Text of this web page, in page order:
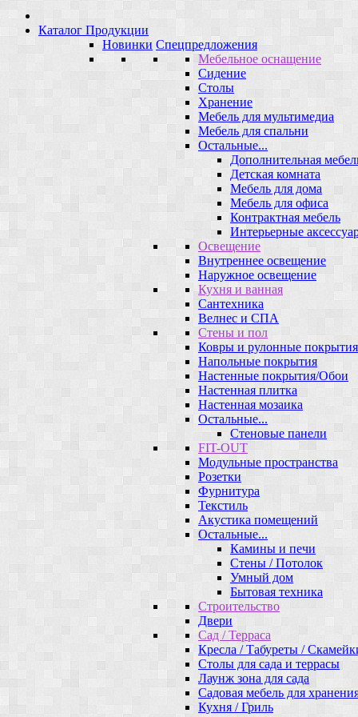
Каталог Продукции
Новинки Спецпредложения
Мебельное оснащение
Сидение
Столы
Хранение
Мебель для мультимедиа
Мебель для спальни
Остальные...
Дополнительная
Детская комната
Мебель для дома
Мебель для офиса
Контрактная мебель
Интерьерные
Освещение
Внутреннее освещение
Наружное освещение
Кухня и ванная
Сантехника
Велнес и СПА
Стены и пол
Ковры и рулонные покрытия
Напольные покрытия
Настенные покрытия/Обои
Настенная плитка
Настенная мозаика
Остальные...
Стеновые панели
FIT-OUT
Модульные пространства
Розетки
Фурнитура
Текстиль
Акустика помещений
Остальные...
Камины и печи
Стены / Потолок
Умный дом
Бытовая техника
Строительство
Двери
Сад / Терраса
Кресла / Табуреты /
Столы для сада и террасы
Лаунж зона для сада
Садовая мебель для
Кухня / Гриль